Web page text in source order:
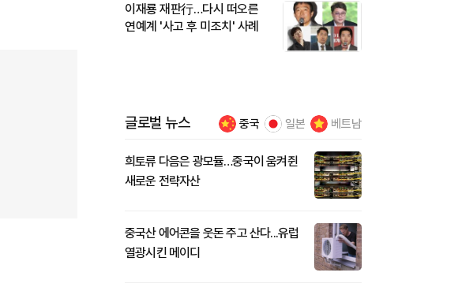
이재룡 재판行…다시 떠오른
연예계 '사고 후 미조치' 사례
글로벌 뉴스 중국 일본 베트남
희토류 다음은 광모듈…중국이 움켜쥔
새로운 전략자산
중국산 에어콘을 웃돈 주고 산다...유럽
열광시킨 메이디